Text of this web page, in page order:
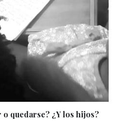
quedarse? ¿Y los hijos?